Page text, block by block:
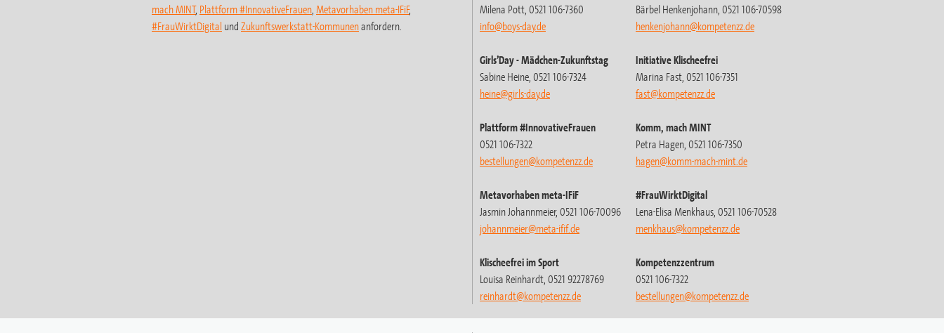
mach MINT, Plattform #InnovativeFrauen Metavorhaben meta-IFiF,
#FrauWirktDigital und Zukunftswerkstatt-Kommunenanfordern.
Milena Pott, 0521 106-7360
info@boys-day.de
Bärbel Henkenjohann, 0521 106-70598
henkenjohann@kompetenzz.de
Girls’Day- Mädchen-Zukunftstag
Sabine Heine, 0521 106-7324
heine@girls-day.de
Initiative Klischeefrei
Marina Fast, 0521 106-7351
fast@kompetenzz.de
Plattform #InnovativeFrauen
0521 106-7322
bestellungen@kompetenzz.de
Komm, mach MINT
Petra Hagen, 0521 106-7350
hagen@komm-mach-mint.de
Metavorhaben meta-IFiF
Jasmin Johannmeier, 0521 106-70096
johannmeier@meta-ifif.de
#FrauWirktDigital
Lena-Elisa Menkhaus, 0521 106-70528
menkhaus@kompetenzz.de
Klischeefrei im Sport
Louisa Reinhardt, 0521 92278769
reinhardt@kompetenzz.de
Kompetenzzentrum
0521 106-7322
bestellungen@kompetenzz.de